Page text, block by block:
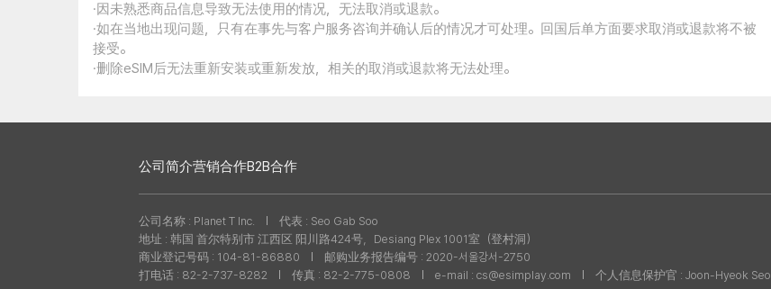
·因未熟悉商品信息导致无法使用的情况，无法取消或退款。
·如在当地出现问题，只有在事先与客户服务咨询并确认后的情况才可处理。回国后单方面要求取消或退款将不被
接受。
·删除eSIM后无法重新安装或重新发放，相关的取消或退款将无法处理。
公司简介营销合作B2B合作
公司名称 : Planet T Inc.
代表 : Seo Gab Soo
地址 : 韩国 首尔特别市 江西区 阳川路424号，Desiang Plex 1001室（登村洞）
商业登记号码 : 104-81-86880
邮购业务报告编号 : 2020-서울강서-2750
打电话 : 82-2-737-8282
传真 : 82-2-775-0808 e-mail : cs@esimplay.com 个人信息保护官 : Joon-Hyeok Seo